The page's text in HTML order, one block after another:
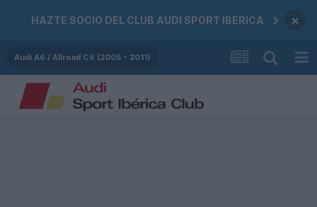
HAZTE SOCIO DEL CLUB AUDI SPORT IBERICA ×
Audi A6 / Allroad C6 (2005 - 2011)